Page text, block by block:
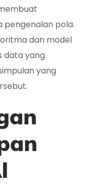
pengenalan pola.
dan model
data yang
yang